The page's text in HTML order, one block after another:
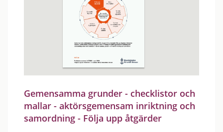
Gemensamma grunder - checklistor och
mallar - aktörsgemensam inriktning och
samordning - Följa upp åtgärder